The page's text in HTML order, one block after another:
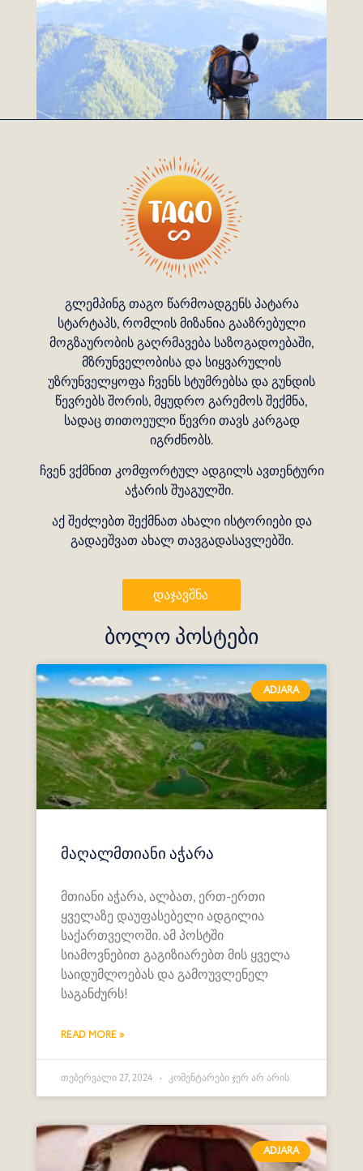
გლემპინგ თაგო წარმოადგენს პატარა
სტარტაპს, რომლის მიზანია გააზრებული
მოგზაურობის გაღრმავება საზოგადოებაში,
მზრუნველობისა და სიყვარულის
უზრუნველყოფა ჩვენს სტუმრებსა და გუნდის
წევრებს შორის, მყუდრო გარემოს შექმნა,
სადაც თითოეული წევრი თავს კარგად
იგრძნობს.
ჩვენ ვქმნით კომფორტულ ადგილს ავთენტური
აჭარის შუაგულში.
აქ შეძლებთ შექმნათ ახალი ისტორიები და
გადაეშვათ ახალ თავგადასავლებში.
Დაჯავშნა
ბოლო პოსტები
ADJARA
მაღალმთიანი აჭარა
მთიანი აჭარა, ალბათ, ერთ-ერთი
ყველაზე დაუფასებელი ადგილია
საქართველოში. ამ პოსტში
სიამოვნებით გაგიზიარებთ მის ყველა
საიდუმლოებას და გამოუვლენელ
საგანძურს!
READ MORE »
თებერვალი 27, 2024 კომენტარები ჯერ არ არის
ADJARA